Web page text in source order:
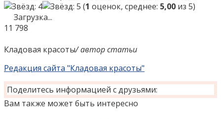
(1 оценок, среднее: 5,00 из 5)
Загрузка...
11 798
Кладовая красоты/ автор статьи
Редакция сайта "Кладовая красоты"
Поделитесь информацией с друзьями:
Вам также может быть интересно